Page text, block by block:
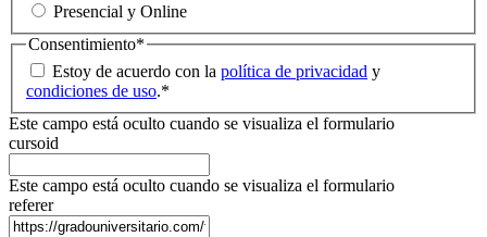
Presencial y Online
Consentimiento*
Estoy de acuerdo con la política de privacidad y
condiciones de uso.*
Este campo está oculto cuando se visualiza el formulario
cursoid
Este campo está oculto cuando se visualiza el formulario
referer